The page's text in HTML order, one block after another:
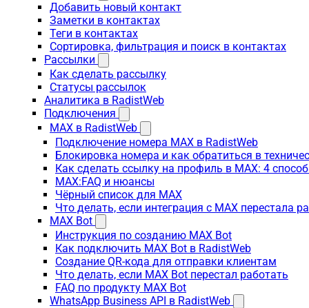
Добавить новый контакт
Заметки в контактах
Теги в контактах
Сортировка, фильтрация и поиск в контактах
Рассылки
Как сделать рассылку
Статусы рассылок
Аналитика в RadistWeb
Подключения
MAX в RadistWeb
Подключение номера MAX в RadistWeb
Блокировка номера и как обратиться в
Как сделать ссылку на профиль в MAX: 4
MAX:FAQ и нюансы
Чёрный список для MAX
Что делать, если интеграция с MAX перестала
MAX Bot
Инструкция по созданию MAX Bot
Как подключить MAX Bot в RadistWeb
Создание QR-кода для отправки клиентам
Что делать, если MAX Bot перестал работать
FAQ по продукту MAX Bot
WhatsApp Business API в RadistWeb